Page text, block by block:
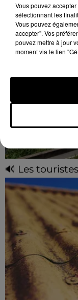
🔊 Les
Le « tourisme de
estivales de
Vous pouvez
sélectionnant les
Vous pouvez
accepter". Vos
pouvez mettre à jour
moment via le lien